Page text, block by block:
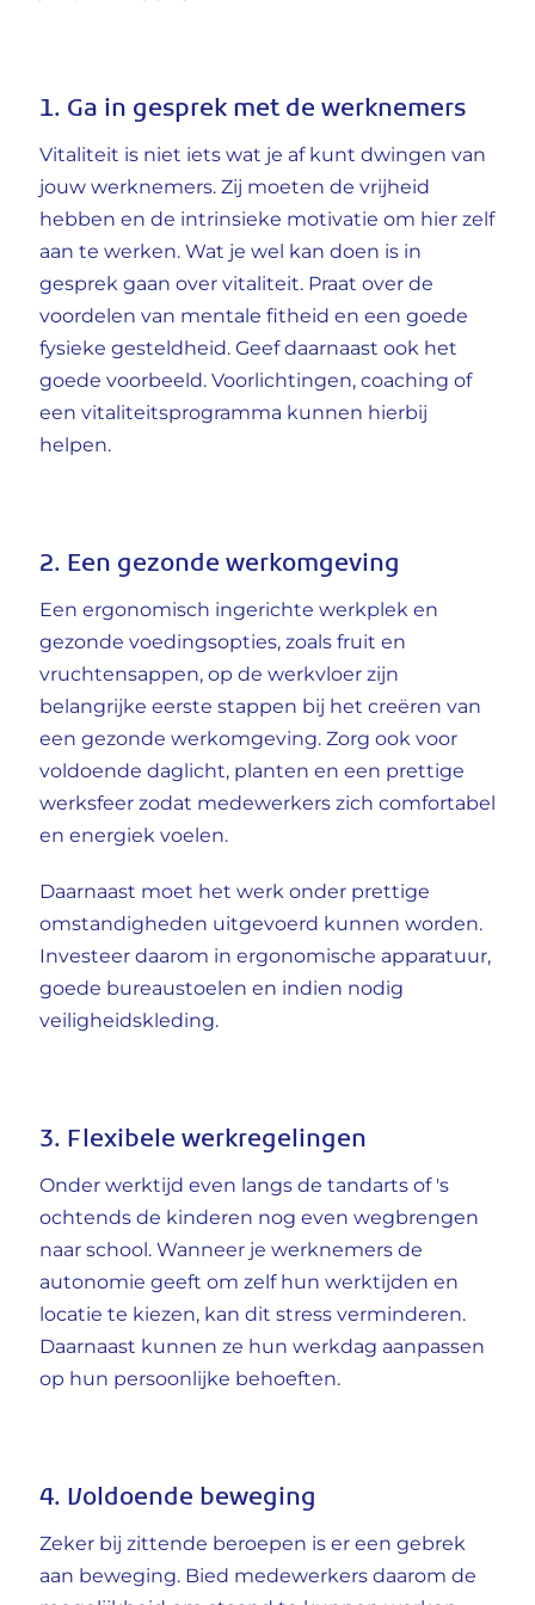
1. Ga in gesprek met de werknemers
Vitaliteit is niet iets wat je af kunt dwingen van
jouw werknemers. Zij moeten de vrijheid
hebben en de intrinsieke motivatie om hier zelf
aan te werken. Wat je wel kan doen is in
gesprek gaan over vitaliteit. Praat over de
voordelen van mentale fitheid en een goede
fysieke gesteldheid. Geef daarnaast ook het
goede voorbeeld. Voorlichtingen, coaching of
een vitaliteitsprogramma kunnen hierbij
helpen.
2. Een gezonde werkomgeving
Een ergonomisch ingerichte werkplek en
gezonde voedingsopties, zoals fruit en
vruchtensappen, op de werkvloer zijn
belangrijke eerste stappen bij het creëren van
een gezonde werkomgeving. Zorg ook voor
voldoende daglicht, planten en een prettige
werksfeer zodat medewerkers zich comfortabel
en energiek voelen.
Daarnaast moet het werk onder prettige
omstandigheden uitgevoerd kunnen worden.
Investeer daarom in ergonomische apparatuur,
goede bureaustoelen en indien nodig
veiligheidskleding.
3. Flexibele werkregelingen
Onder werktijd even langs de tandarts of 's
ochtends de kinderen nog even wegbrengen
naar school. Wanneer je werknemers de
autonomie geeft om zelf hun werktijden en
locatie te kiezen, kan dit stress verminderen.
Daarnaast kunnen ze hun werkdag aanpassen
op hun persoonlijke behoeften.
4. Voldoende beweging
Zeker bij zittende beroepen is er een gebrek
aan beweging. Bied medewerkers daarom de